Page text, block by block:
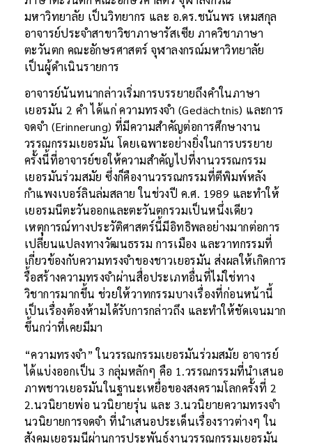
มหาวิทยาลัย เป็นวิทยากร และ อ.ดร.ชนันพร เหมสกุล
อาจารย์ประจำสาขาวิชาภาษารัสเซีย ภาควิชาภาษา
ตะวันตก คณะอักษรศาสตร์ จุฬาลงกรณ์มหาวิทยาลัย
เป็นผู้ดำเนินรายการ
อาจารย์นันทนากล่าวเริ่มการบรรยายถึงคำในภาษา
เยอรมัน 2 คำ ได้แก่ ความทรงจำ (Gedächtnis) และการ
จดจำ (Erinnerung) ที่มีความสำคัญต่อการศึกษางาน
วรรณกรรมเยอรมัน โดยเฉพาะอย่างยิ่งในการบรรยาย
ครั้งนี้ที่อาจารย์ขอให้ความสำคัญไปที่งานวรรณกรรม
เยอรมันร่วมสมัย ซึ่งก็คืองานวรรณกรรมที่ตีพิมพ์หลัง
กำแพงเบอร์ลินล่มสลาย ในช่วงปี ค.ศ. 1989 และทำให้
เยอรมนีตะวันออกและตะวันตกรวมเป็นหนึ่งเดียว
เหตุการณ์ทางประวัติศาสตร์นี้มีอิทธิพลอย่างมากต่อการ
เปลี่ยนแปลงทางวัฒนธรรม การเมือง และวาทกรรมที่
เกี่ยวข้องกับความทรงจำของชาวเยอรมัน ส่งผลให้เกิดการ
รื้อสร้างความทรงจำผ่านสื่อประเภทอื่นที่ไม่ใช่ทาง
วิชาการมากขึ้น ช่วยให้วาทกรรมบางเรื่องที่ก่อนหน้านี้
เป็นเรื่องต้องห้ามได้รับการกล่าวถึง และทำให้ชัดเจนมาก
ขึ้นกว่าที่เคยมีมา
“ความทรงจำ” ในวรรณกรรมเยอรมันร่วมสมัย อาจารย์
ได้แบ่งออกเป็น 3 กลุ่มหลักๆ คือ 1.วรรณกรรมที่นำเสนอ
ภาพชาวเยอรมันในฐานะเหยื่อของสงครามโลกครั้งที่ 2
2.นวนิยายพ่อ นวนิยายรุ่น และ 3.นวนิยายความทรงจำ
นวนิยายการจดจำ ที่นำเสนอประเด็นเรื่องราวต่างๆ ใน
สังคมเยอรมนีผ่านการประพันธ์งานวรรณกรรมเยอรมัน